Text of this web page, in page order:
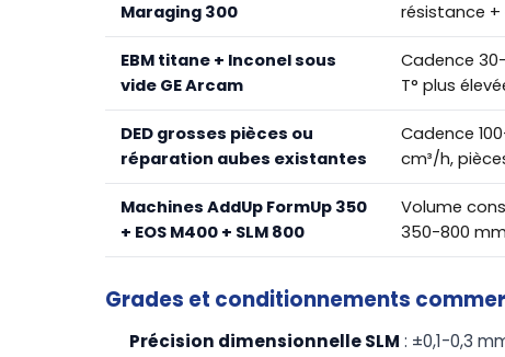
Maraging 300
résistance +
EBM titane + Inconel sous
vide GE Arcam
Cadence
T° plus
DED grosses pièces ou
réparation aubes existantes
Cadence
cm³/h,
Machines AddUp FormUp 350
+ EOS M400 + SLM 800
Volume
350-800
Grades et conditionnements
Précision dimensionnelle SLM : ±0,1-0,3